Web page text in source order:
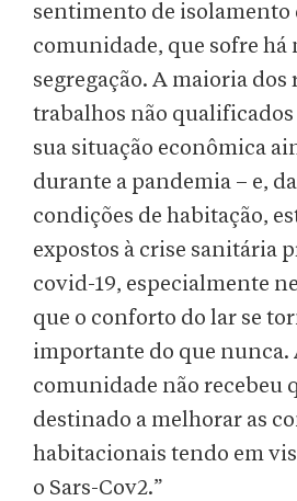
sentimento de isolamento
comunidade, que sofre há
segregação. A maioria
trabalhos não qualificados
sua situação econômica
durante a pandemia – e,
condições de habitação,
expostos à crise sanitária
covid-19, especialmente
que o conforto do lar se
importante do que nunca.
comunidade não recebeu
destinado a melhorar as
habitacionais tendo em
o Sars-Cov2.”